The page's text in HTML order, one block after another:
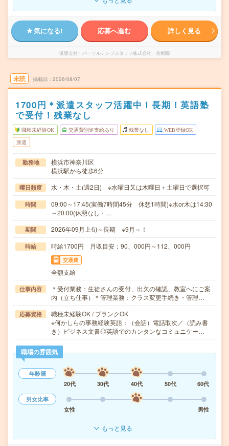
気になる! 応募へ進む 詳しく見る
派遣会社 パーソルテンプスタッフ株式会社 首都圏
未読 掲載日 2026/08/07
1700円＊派遣スタッフ活躍中！長期！英語塾
で受付！残業なし
職種未経験OK 交通費別途支給あり 残業なし WEB登録OK
派遣
勤務地
横浜市神奈川区
横浜駅から徒歩6分
曜日頻度 水・木・土(週2日) ※水曜日又は木曜日＋土曜日で選択可
時間
09:00～17:45(実働7時間45分 休憩1時間)※水or木は14:30
～20:00(休憩なし・…
期間 2026年09月上旬～長期 ※9月～！
時給 時給1700円 月収目安：90、000円～112、000円
交通費
全額支給
仕事内容
＊受付業務：生徒さんの受付、出欠の確認、教室へにご案
内（立ち仕事）＊管理業務：クラス変更手続き・管理…
応募資格
職種未経験OK / ブランクOK
※何かしらの事務経験英語：（会話）電話取次／（読み書
き）ビジネス文書◎英語でのカンタンなコミュニケー…
職場の雰囲気
年齢層
20代
30代 40代 50代
60代
男女比率
女性
男性
もっと見る